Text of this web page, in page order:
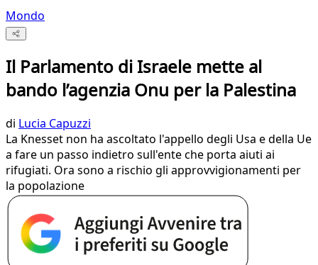
Mondo
Il Parlamento di Israele mette al
bando l’agenzia Onu per la Palestina
di Lucia Capuzzi
La Knesset non ha ascoltato l'appello degli Usa e della Ue
a fare un passo indietro sull'ente che porta aiuti ai
rifugiati. Ora sono a rischio gli approvvigionamenti per
la popolazione